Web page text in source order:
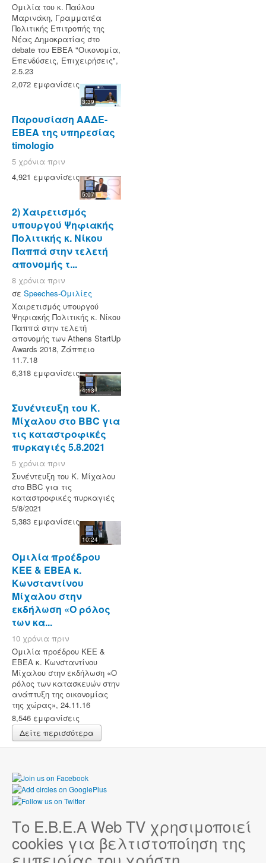
Ομιλία του κ. Παύλου
Μαρινάκη, Γραμματέα
Πολιτικής Επιτροπής της
Νέας Δημοκρατίας στο
debate του ΕΒΕΑ "Οικονομία,
Επενδύσεις, Επιχειρήσεις",
2.5.23
2,072 εμφανίσεις
3:39
Παρουσίαση ΑΑΔΕ-
ΕΒΕΑ της υπηρεσίας
timologio
5 χρόνια πριν
4,921 εμφανίσεις
5:07
2) Χαιρετισμός
υπουργού Ψηφιακής
Πολιτικής κ. Νίκου
Παππά στην τελετή
απονομής τ...
8 χρόνια πριν
σε Speeches-Ομιλίες
Χαιρετισμός υπουργού
Ψηφιακής Πολιτικής κ. Νίκου
Παππά στην τελετή
απονομής των Athens StartUp
Awards 2018, Ζάππειο
11.7.18
6,318 εμφανίσεις
4:13
Συνέντευξη του Κ.
Μίχαλου στο ΒBC για
τις καταστροφικές
πυρκαγιές 5.8.2021
5 χρόνια πριν
Συνέντευξη του Κ. Μίχαλου
στο ΒBC για τις
καταστροφικές πυρκαγιές
5/8/2021
5,383 εμφανίσεις
10:24
Ομιλία προέδρου
ΚΕΕ & ΕΒΕΑ κ.
Κωνσταντίνου
Μίχαλου στην
εκδήλωση «Ο ρόλος
των κα...
10 χρόνια πριν
Ομιλία προέδρου ΚΕΕ &
ΕΒΕΑ κ. Κωνσταντίνου
Μίχαλου στην εκδήλωση «Ο
ρόλος των κατασκευών στην
ανάπτυξη της οικονομίας
της χώρας», 24.11.16
8,546 εμφανίσεις
Δείτε περισσότερα
Το Ε.Β.Ε.Α Web TV χρησιμοποιεί
cookies για βελτιστοποίηση της